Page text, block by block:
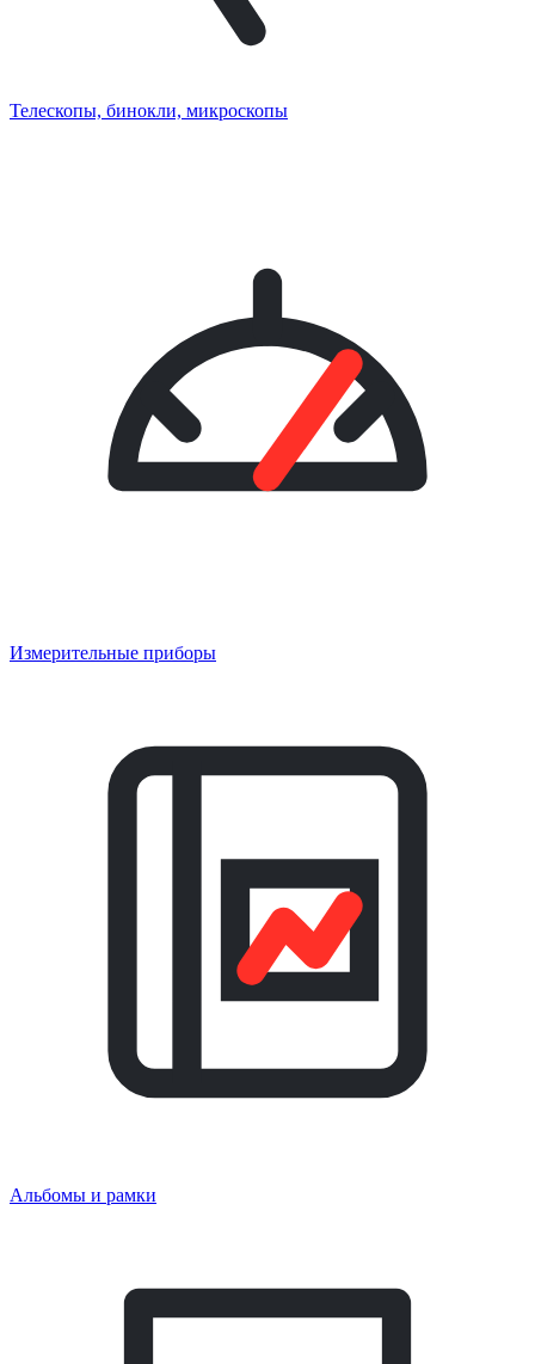
Телескопы, бинокли, микроскопы
Измерительные приборы
Альбомы и рамки